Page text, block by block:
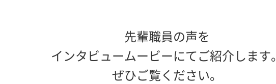
先輩職員の声を
インタビュームービーにてご紹介します。
ぜひご覧ください。